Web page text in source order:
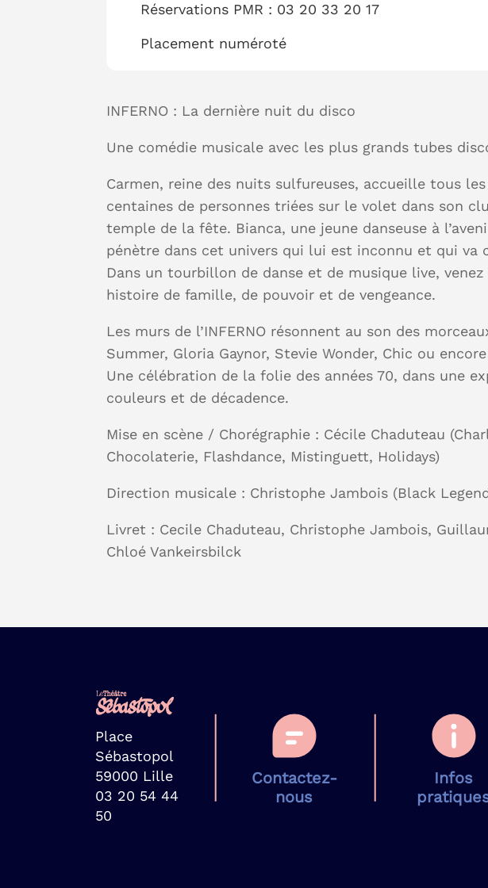
Réservations PMR : 03 20 33 20 17
Placement numéroté
INFERNO : La dernière nuit du disco
Une comédie musicale avec les plus grands tubes
Carmen, reine des nuits sulfureuses, accueille tous
centaines de personnes triées sur le volet dans son
temple de la fête. Bianca, une jeune danseuse à
pénètre dans cet univers qui lui est inconnu et qui va
Dans un tourbillon de danse et de musique live,
histoire de famille, de pouvoir et de vengeance.
Les murs de l’INFERNO résonnent au son des
Summer, Gloria Gaynor, Stevie Wonder, Chic ou
Une célébration de la folie des années 70, dans une
couleurs et de décadence.
Mise en scène / Chorégraphie : Cécile Chaduteau
Chocolaterie, Flashdance, Mistinguett, Holidays)
Direction musicale : Christophe Jambois (Black
Livret : Cecile Chaduteau, Christophe Jambois,
Chloé Vankeirsbilck
Place
Sébastopol
59000 Lille
03 20 54 44
50
Contactez-
nous
Infos